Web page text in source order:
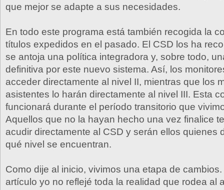
que mejor se adapte a sus necesidades.
En todo este programa está también recogida la
títulos expedidos en el pasado. El CSD los ha
se antoja una política integradora y, sobre todo,
definitiva por este nuevo sistema. Así, los
acceder directamente al nivel II, mientras que los
asistentes lo harán directamente al nivel III. Esta
funcionará durante el período transitorio que
Aquellos que no la hayan hecho una vez finalice
acudir directamente al CSD y serán ellos quienes
qué nivel se encuentran.
Como dije al inicio, vivimos una etapa de
artículo yo no reflejé toda la realidad que rodea al